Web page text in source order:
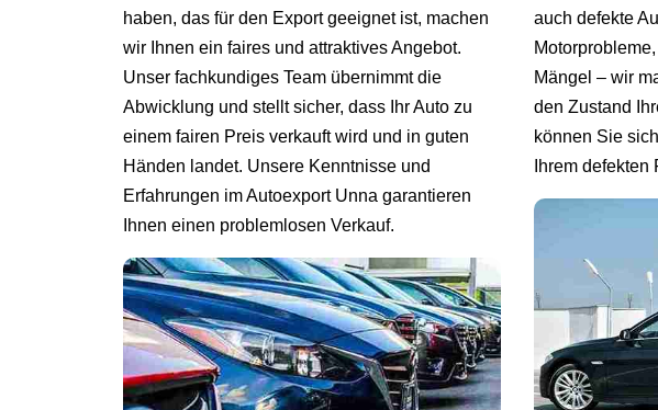
haben, das für den Export geeignet ist, machen
wir Ihnen ein faires und attraktives Angebot.
Unser fachkundiges Team übernimmt die
Abwicklung und stellt sicher, dass Ihr Auto zu
einem fairen Preis verkauft wird und in guten
Händen landet. Unsere Kenntnisse und
Erfahrungen im Autoexport Unna garantieren
Ihnen einen problemlosen Verkauf.
auch defekte
Mängel – wir
den Zustand
können Sie
Ihrem